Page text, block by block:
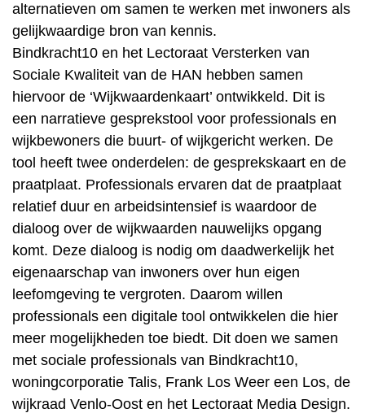
alternatieven om samen te werken met inwoners als
gelijkwaardige bron van kennis.
Bindkracht10 en het Lectoraat Versterken van
Sociale Kwaliteit van de HAN hebben samen
hiervoor de ‘Wijkwaardenkaart’ ontwikkeld. Dit is
een narratieve gesprekstool voor professionals en
wijkbewoners die buurt- of wijkgericht werken. De
tool heeft twee onderdelen: de gesprekskaart en de
praatplaat. Professionals ervaren dat de praatplaat
relatief duur en arbeidsintensief is waardoor de
dialoog over de wijkwaarden nauwelijks opgang
komt. Deze dialoog is nodig om daadwerkelijk het
eigenaarschap van inwoners over hun eigen
leefomgeving te vergroten. Daarom willen
professionals een digitale tool ontwikkelen die hier
meer mogelijkheden toe biedt. Dit doen we samen
met sociale professionals van Bindkracht10,
woningcorporatie Talis, Frank Los Weer een Los, de
wijkraad Venlo-Oost en het Lectoraat Media Design.